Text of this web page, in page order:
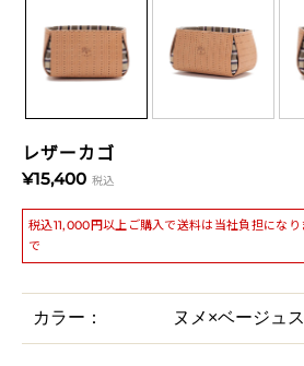
レザーカゴ
¥15,400 税込
税込11,000円以上ご購入で送料は当社負担にな
で
カラー： ヌメ×ベージュ